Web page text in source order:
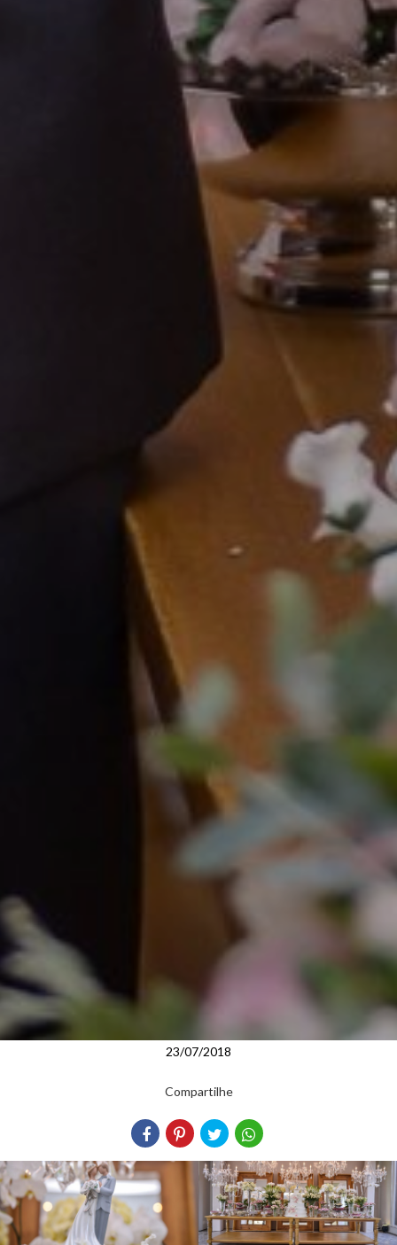
23/07/2018
Compartilhe